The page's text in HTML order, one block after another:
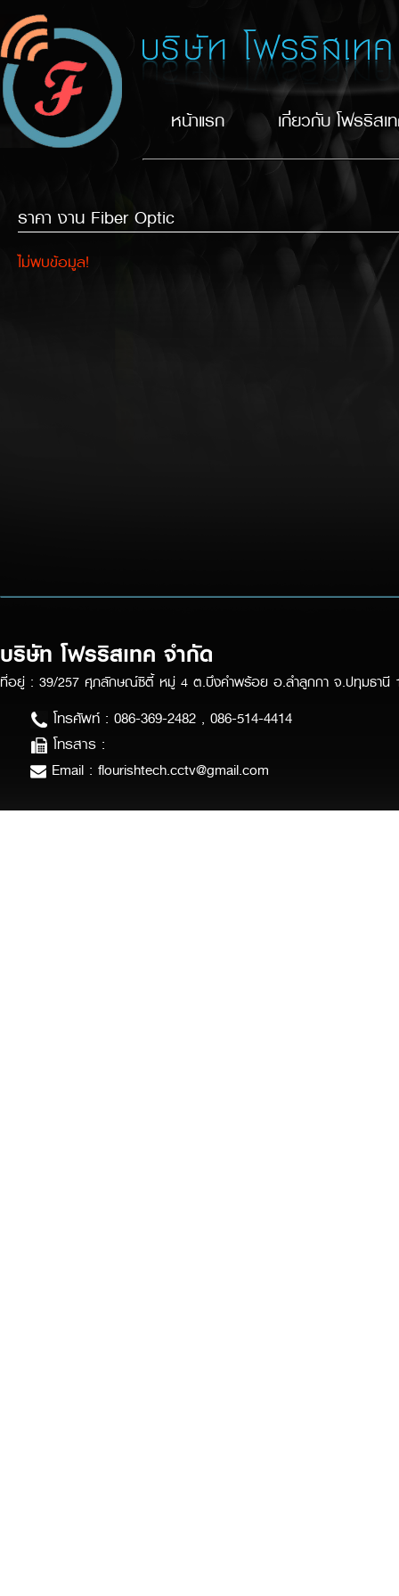
หน้าแรก เกี่ยวกับ โฟรริสเ
ราคา งาน Fiber Optic
ไม่พบข้อมูล!
บริษัท โฟรริสเทค จำกัด
ที่อยู่ : 39/257 ศุภลักษณ์ซิตี้ หมู่ 4 ต.บึงคำพร้อย อ.ลำลูกกา จ.ปทุมธานี
โทรศัพท์ : 086-369-2482 , 086-514-4414
โทรสาร :
Email : flourishtech.cctv@gmail.com